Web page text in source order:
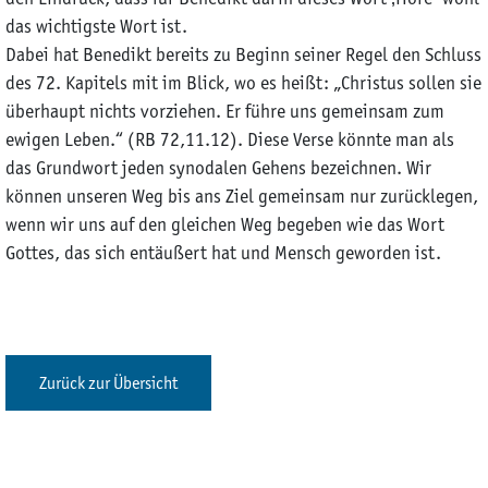
das wichtigste Wort ist.
Dabei hat Benedikt bereits zu Beginn seiner Regel den Schluss
des 72. Kapitels mit im Blick, wo es heißt: „Christus sollen sie
überhaupt nichts vorziehen. Er führe uns gemeinsam zum
ewigen Leben.“ (RB 72,11.12). Diese Verse könnte man als
das Grundwort jeden synodalen Gehens bezeichnen. Wir
können unseren Weg bis ans Ziel gemeinsam nur zurücklegen,
wenn wir uns auf den gleichen Weg begeben wie das Wort
Gottes, das sich entäußert hat und Mensch geworden ist.
Zurück zur Übersicht